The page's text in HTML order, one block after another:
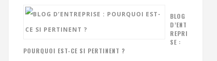
BLOG
D’ENT
REPRI
SE :
POURQUOI EST-CE SI PERTINENT ?